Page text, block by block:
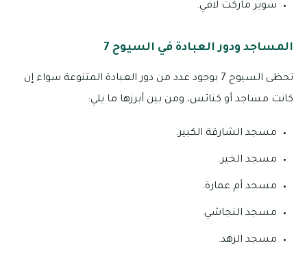
سوبر ماركت لافي.
المساجد ودور العبادة في السيوح 7
تحظى السيوح 7 بوجود عدد من دور العبادة المتنوعة سواء إن
كانت مساجد أو كنائس، ومن بين أبرزها ما يلي:
مسجد الشارقة الكبير.
مسجد الخير.
مسجد أم عمارة.
مسجد النجاشي.
مسجد الزهد.